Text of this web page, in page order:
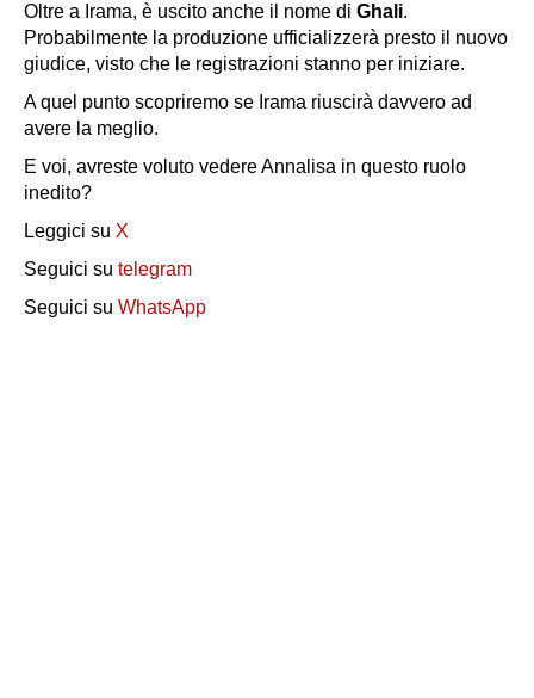
Oltre a Irama, è uscito anche il nome di Ghali.
Probabilmente la produzione ufficializzerà presto il nuovo
giudice, visto che le registrazioni stanno per iniziare.
A quel punto scopriremo se Irama riuscirà davvero ad
avere la meglio.
E voi, avreste voluto vedere Annalisa in questo ruolo
inedito?
Leggici su X
Seguici su telegram
Seguici su WhatsApp